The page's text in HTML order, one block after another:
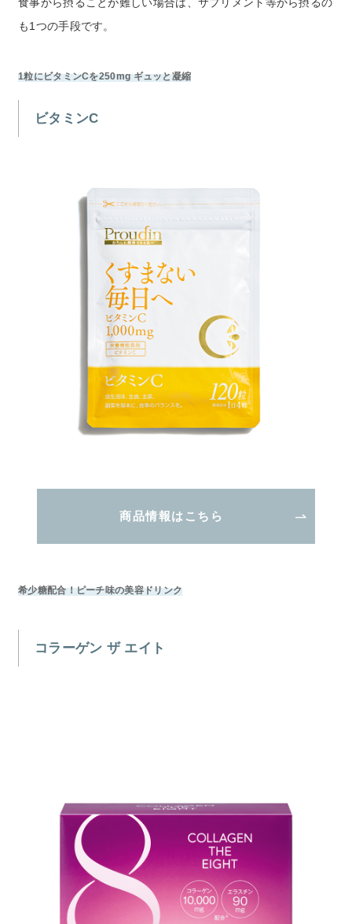
も1つの手段です。
1粒にビタミンCを250mg ギュッと凝縮
ビタミンC
商品情報はこちら
希少糖配合！ピーチ味の美容ドリンク
コラーゲン ザ エイト